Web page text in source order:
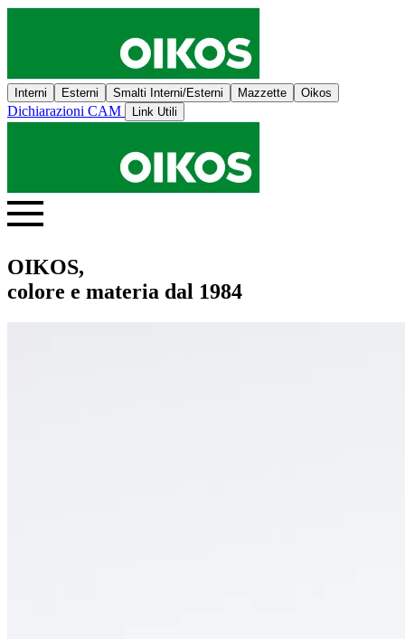
Interni Esterni Smalti Interni/Esterni Mazzette Oikos
Dichiarazioni CAM Link Utili
OIKOS,
colore e materia dal 1984